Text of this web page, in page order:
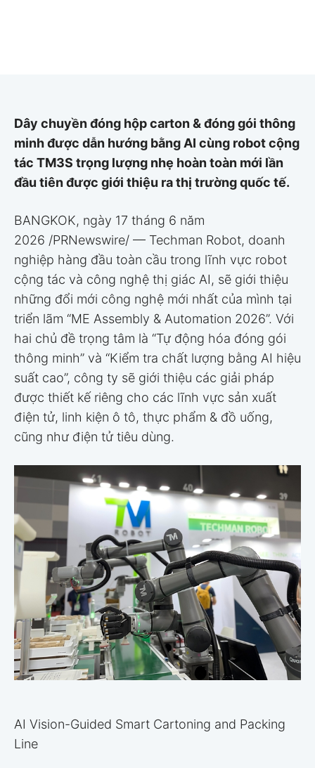
Dây chuyền đóng hộp carton & đóng gói thông
minh được dẫn hướng bằng AI cùng robot cộng
tác TM3S trọng lượng nhẹ hoàn toàn mới lần
đầu tiên được giới thiệu ra thị trường quốc tế.
BANGKOK, ngày 17 tháng 6 năm
2026 /PRNewswire/ — Techman Robot, doanh
nghiệp hàng đầu toàn cầu trong lĩnh vực robot
cộng tác và công nghệ thị giác AI, sẽ giới thiệu
những đổi mới công nghệ mới nhất của mình tại
triển lãm “ME Assembly & Automation 2026”. Với
hai chủ đề trọng tâm là “Tự động hóa đóng gói
thông minh” và “Kiểm tra chất lượng bằng AI hiệu
suất cao”, công ty sẽ giới thiệu các giải pháp
được thiết kế riêng cho các lĩnh vực sản xuất
điện tử, linh kiện ô tô, thực phẩm & đồ uống,
cũng như điện tử tiêu dùng.
AI Vision-Guided Smart Cartoning and Packing
Line